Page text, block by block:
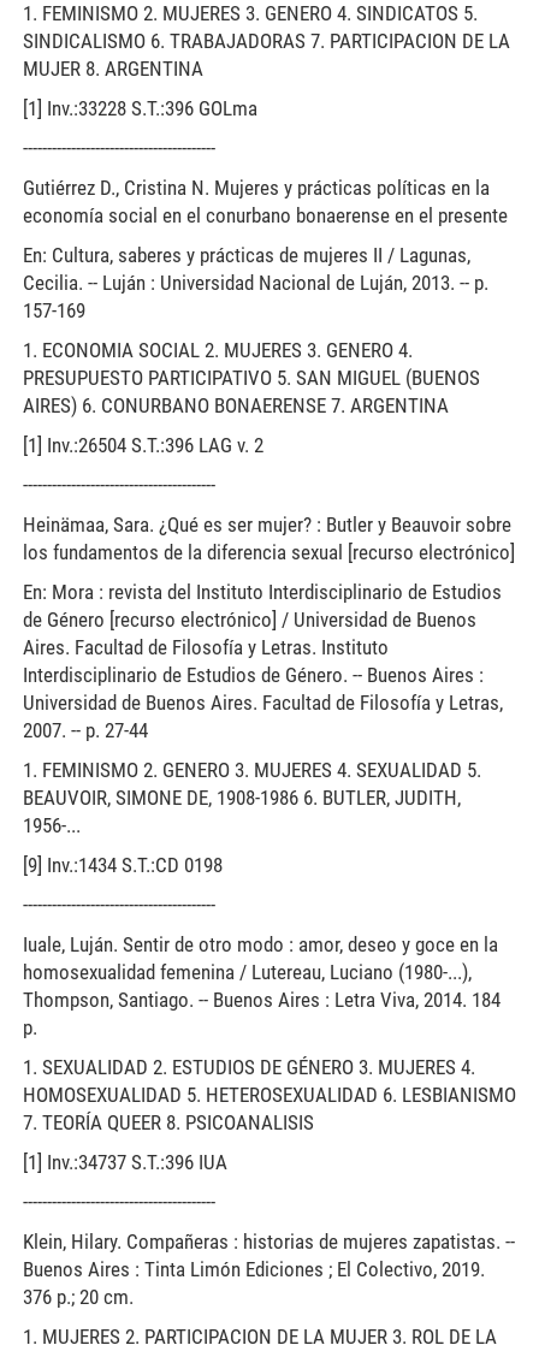
1. FEMINISMO 2. MUJERES 3. GENERO 4. SINDICATOS 5.
SINDICALISMO 6. TRABAJADORAS 7. PARTICIPACION DE LA
MUJER 8. ARGENTINA
[1] Inv.:33228 S.T.:396 GOLma
----------------------------------------
Gutiérrez D., Cristina N. Mujeres y prácticas políticas en la
economía social en el conurbano bonaerense en el presente
En: Cultura, saberes y prácticas de mujeres II / Lagunas,
Cecilia. -- Luján : Universidad Nacional de Luján, 2013. -- p.
157-169
1. ECONOMIA SOCIAL 2. MUJERES 3. GENERO 4.
PRESUPUESTO PARTICIPATIVO 5. SAN MIGUEL (BUENOS
AIRES) 6. CONURBANO BONAERENSE 7. ARGENTINA
[1] Inv.:26504 S.T.:396 LAG v. 2
----------------------------------------
Heinämaa, Sara. ¿Qué es ser mujer? : Butler y Beauvoir sobre
los fundamentos de la diferencia sexual [recurso electrónico]
En: Mora : revista del Instituto Interdisciplinario de Estudios
de Género [recurso electrónico] / Universidad de Buenos
Aires. Facultad de Filosofía y Letras. Instituto
Interdisciplinario de Estudios de Género. -- Buenos Aires :
Universidad de Buenos Aires. Facultad de Filosofía y Letras,
2007. -- p. 27-44
1. FEMINISMO 2. GENERO 3. MUJERES 4. SEXUALIDAD 5.
BEAUVOIR, SIMONE DE, 1908-1986 6. BUTLER, JUDITH,
1956-...
[9] Inv.:1434 S.T.:CD 0198
----------------------------------------
Iuale, Luján. Sentir de otro modo : amor, deseo y goce en la
homosexualidad femenina / Lutereau, Luciano (1980-...),
Thompson, Santiago. -- Buenos Aires : Letra Viva, 2014. 184
p.
1. SEXUALIDAD 2. ESTUDIOS DE GÉNERO 3. MUJERES 4.
HOMOSEXUALIDAD 5. HETEROSEXUALIDAD 6. LESBIANISMO
7. TEORÍA QUEER 8. PSICOANALISIS
[1] Inv.:34737 S.T.:396 IUA
----------------------------------------
Klein, Hilary. Compañeras : historias de mujeres zapatistas. --
Buenos Aires : Tinta Limón Ediciones ; El Colectivo, 2019.
376 p.; 20 cm.
1. MUJERES 2. PARTICIPACION DE LA MUJER 3. ROL DE LA